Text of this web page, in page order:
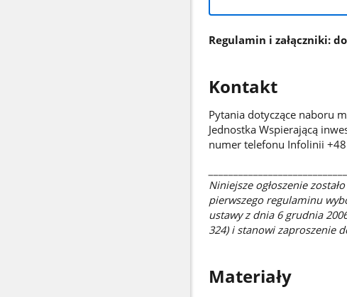
Regulamin i załączniki:
Kontakt
Pytania dotyczące naboru
Jednostka Wspierającą
numer telefonu Infolinii
Niniejsze ogłoszenie
pierwszego regulaminu
ustawy z dnia 6 grudnia
324) i stanowi zaproszenie
Materiały